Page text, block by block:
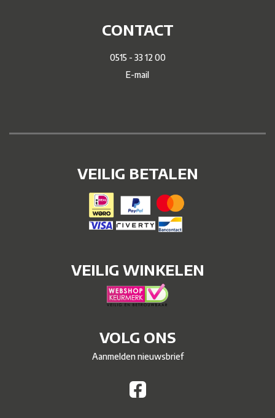
CONTACT
0515 - 33 12 00
E-mail
VEILIG BETALEN
VEILIG WINKELEN
VOLG ONS
Aanmelden nieuwsbrief